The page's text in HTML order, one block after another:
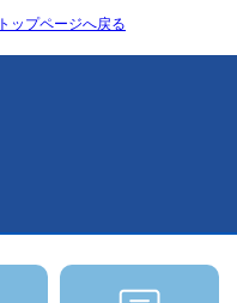
トップページへ戻る